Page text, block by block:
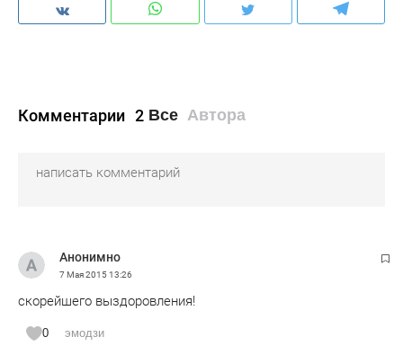
Комментарии 2 Все Автора
Анонимно
7 Мая 201513:26
скорейшего выздоровления!
0 эмодзи